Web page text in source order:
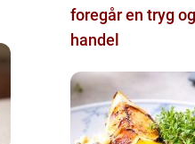
foregår en tryg
handel